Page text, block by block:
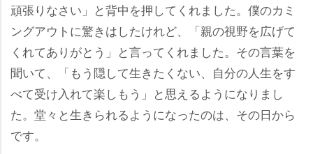
頑張りなさい」と背中を押してくれました。僕のカミ
ングアウトに驚きはしたけれど、「親の視野を広げて
くれてありがとう」と言ってくれました。その言葉を
聞いて、「もう隠して生きたくない、自分の人生をす
べて受け入れて楽しもう」と思えるようになりまし
た。堂々と生きられるようになったのは、その日から
です。